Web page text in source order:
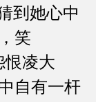
到她心中
笑
恨凌大
自有一杆